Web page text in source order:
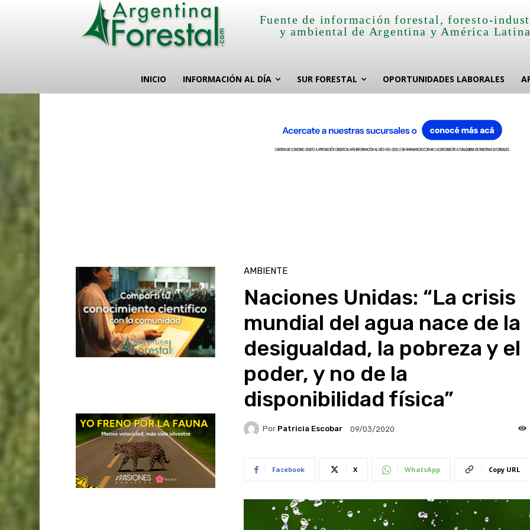
Fuente de información forestal, foresto-
y ambiental de Argentina y América
INICIO INFORMACIÓN AL DÍA SUR FORESTAL OPORTUNIDADES LABORALES
AMBIENTE
Naciones Unidas: “La crisis
mundial del agua nace de la
desigualdad, la pobreza y el
poder, y no de la
disponibilidad física”
Por Patricia Escobar 09/03/2020
Facebook X WhatsApp Copy URL